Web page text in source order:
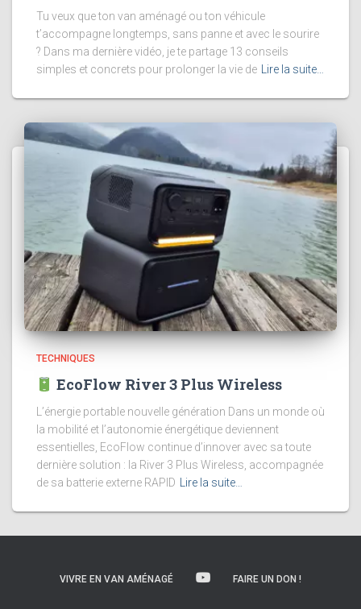
Tu veux que ton van aménagé ou ton véhicule
t’accompagne longtemps, sans panne et avec le sourire
? Dans ma dernière vidéo, je te partage 13 conseils
simples et concrets pour prolonger la vie de Lire la suite…
TECHNIQUES
EcoFlow River 3 Plus Wireless
L’énergie portable nouvelle génération Dans un monde où
la mobilité et l’autonomie énergétique deviennent
essentielles, EcoFlow continue d’innover avec sa toute
dernière solution : la River 3 Plus Wireless, accompagnée
de sa batterie externe RAPID
Lire la suite…
VIVRE EN VAN AMÉNAGÉ FAIRE UN DON !